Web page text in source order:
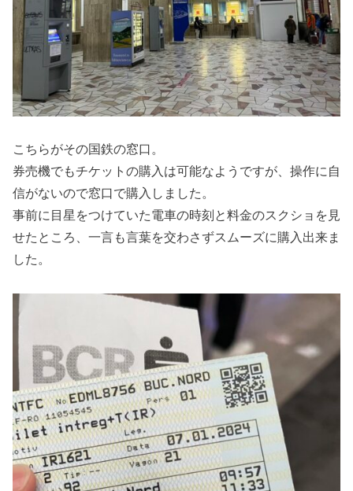
こちらがその国鉄の窓口。
券売機でもチケットの購入は可能なようですが、操作に自
信がないので窓口で購入しました。
事前に目星をつけていた電車の時刻と料金のスクショを見
せたところ、一言も言葉を交わさずスムーズに購入出来ま
した。